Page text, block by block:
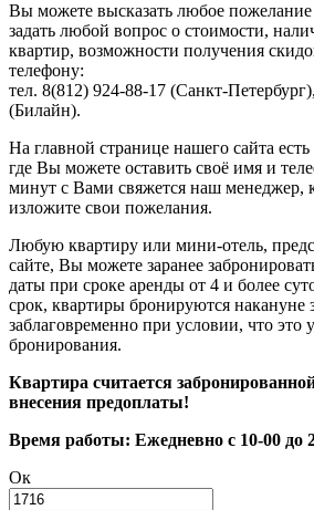
Вы можете высказать любое
задать любой вопрос о стоимости,
квартир, возможности получения
телефону:
тел. 8(812) 924-88-17 (Санкт-
(Билайн).
На главной странице нашего сайта есть
где Вы можете оставить своё имя и
минут с Вами свяжется наш менеджер,
изложите свои пожелания.
Любую квартиру или мини-отель,
сайте, Вы можете заранее
даты при сроке аренды от 4 и более
срок, квартиры бронируются накануне
заблаговременно при условии, что это
бронирования.
Квартира считается
внесения предоплаты!
Время работы: Ежедневно с 10-00 до
Ок